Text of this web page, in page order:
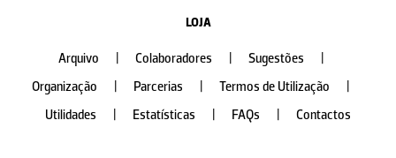
LOJA
Arquivo Colaboradores Sugestões
Organização
Parcerias Termos de Utilização
Utilidades
Estatísticas FAQs Contactos